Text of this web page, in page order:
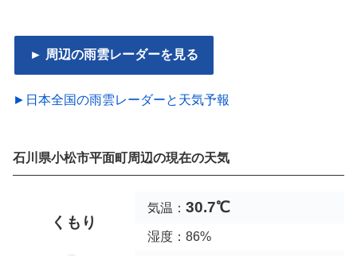
► 周辺の雨雲レーダーを見る
►日本全国の雨雲レーダーと天気予報
石川県小松市平面町周辺の現在の天気
くもり
気温： 30.7℃
湿度：86%